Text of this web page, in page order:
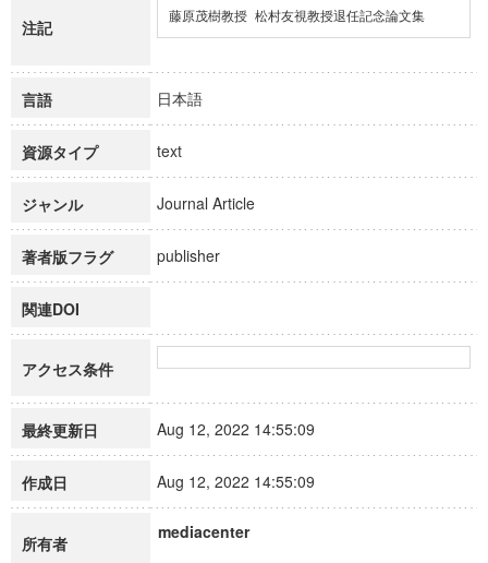
注記
藤原茂樹教授 松村友視教授退任記念論文集
言語 日本語
資源タイプ text
ジャンル Journal Article
著者版フラグ publisher
関連DOI
アクセス条件
最終更新日 Aug 12, 2022 14:55:09
作成日 Aug 12, 2022 14:55:09
所有者
mediacenter